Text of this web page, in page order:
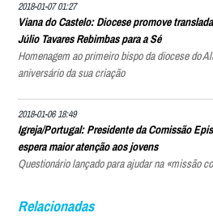
2018-01-07 01:27
Viana do Castelo: Diocese promove
Júlio Tavares Rebimbas para a Sé
Homenagem ao primeiro bispo da diocese do
aniversário da sua criação
2018-01-06 18:49
Igreja/Portugal: Presidente da Comissão
espera maior atenção aos jovens
Questionário lançado para ajudar na «missão
Relacionadas